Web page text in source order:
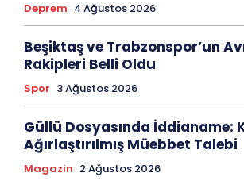
Deprem 4 Ağustos 2026
Beşiktaş ve Trabzonspor’un
Rakipleri Belli Oldu
Spor 3 Ağustos 2026
Güllü Dosyasında İddianame:
Ağırlaştırılmış Müebbet Talebi
Magazin 2 Ağustos 2026